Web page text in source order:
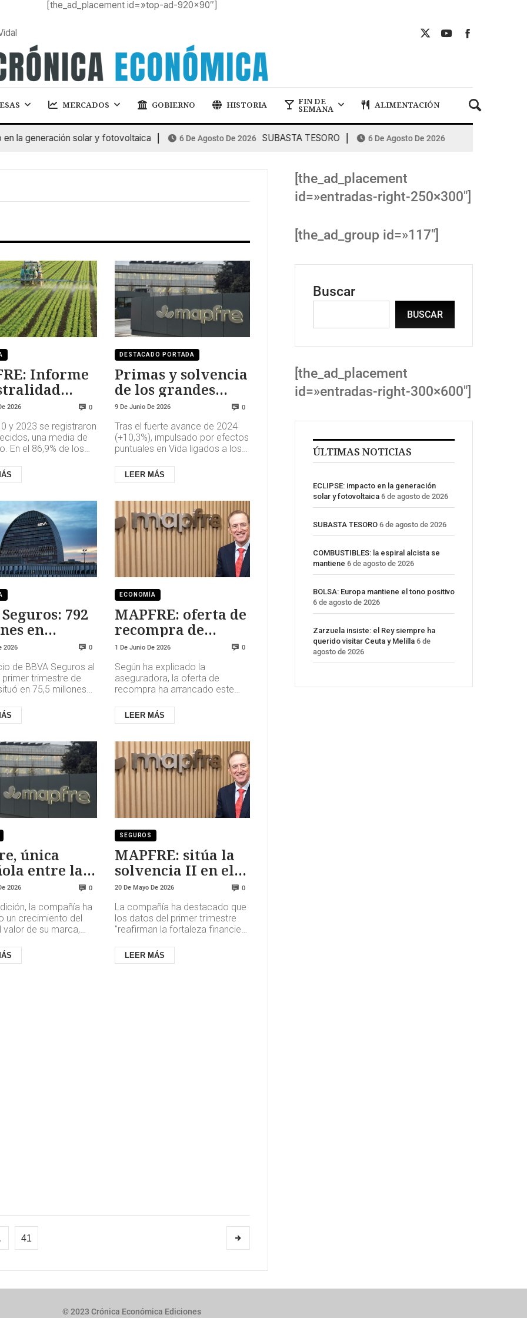
[the_ad_placement id=»top-ad-920×90″]
MERCADOS GOBIERNO HISTORIA FIN DE
SEMANA ALIMENTACIÓN
la generación solar y fotovoltaica 6 De Agosto De 2026 SUBASTA TESORO 6 De Agosto De 2026 COMBUSTIBLES: la
Informe
2026 0
y 2023 se registraron
una media de
En el 86,9% de los
agrícola, sobr...
DESTACADO PORTADA
Primas y solvencia
de los grandes
aseguradores
europeos en 2025
9 De Junio De 2026 0
Tras el fuerte avance de 2024
(+10,3%), impulsado por efectos
puntuales en Vida ligados a los
crecimiento se moderó ...
LEER MÁS
792
en
2026 0
de BBVA Seguros al
primer trimestre de
en 75,5 millones
emitió 79...
ECONOMÍA
MAPFRE: oferta de
recompra de
obligaciones
1 De Junio De 2026 0
Según ha explicado la
aseguradora, la oferta de
recompra ha arrancado este
podrán presentar sus ofertas de
venta has...
LEER MÁS
única
entre las
2026 0
la compañía ha
un crecimiento del
valor de su marca,
lo que le ha...
SEGUROS
MAPFRE: sitúa la
solvencia II en el
206,8%
20 De Mayo De 2026 0
La compañía ha destacado que
los datos del primer trimestre
"reafirman la fortaleza financiera
fondos propios ad...
LEER MÁS
41
[the_ad_placement
id=»entradas-right-250×300″]
[the_ad_group id=»117″]
Buscar
BUSCAR
[the_ad_placement
id=»entradas-right-300×600″]
ÚLTIMAS NOTICIAS
ECLIPSE: impacto en la generación
solar y fotovoltaica 6 de agosto de 2026
SUBASTA TESORO 6 de agosto de 2026
COMBUSTIBLES: la espiral alcista se
mantiene 6 de agosto de 2026
BOLSA: Europa mantiene el tono positivo
6 de agosto de 2026
Zarzuela insiste: el Rey siempre ha
querido visitar Ceuta y Melilla 6 de
agosto de 2026
© 2023 Crónica Económica Ediciones